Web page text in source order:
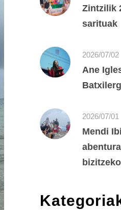
Zintzilik
sarituak
2026/07/02
Ane
2026/07/01
Mendi